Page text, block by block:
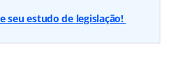
seu estudo de legislação!